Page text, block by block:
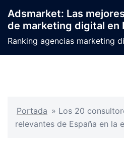
contenido
Adsmarket: Las
de marketing digital en
Ranking agencias marketing
Portada » Los 20
relevantes de España en la